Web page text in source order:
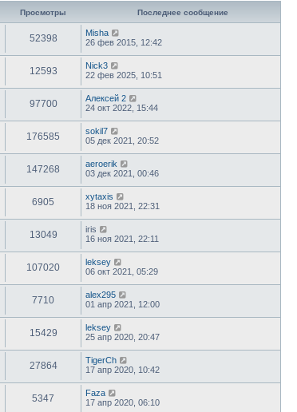
Просмотры Последнее сообщение
52398
Misha
26 фев 2015, 12:42
12593
Nick3
22 фев 2025, 10:51
97700
Алексей 2
24 окт 2022, 15:44
176585
sokil7
05 дек 2021, 20:52
147268
aeroerik
03 дек 2021, 00:46
6905
xytaxis
18 ноя 2021, 22:31
13049
iris
16 ноя 2021, 22:11
107020
leksey
06 окт 2021, 05:29
7710
alex295
01 апр 2021, 12:00
15429
leksey
25 апр 2020, 20:47
27864
TigerCh
17 апр 2020, 10:42
5347
Faza
17 апр 2020, 06:10